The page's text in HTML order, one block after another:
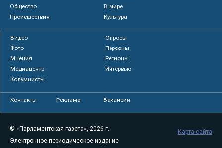
Общество
В мире
Происшествия
Культура
Видео
Опросы
Фото
Персоны
Мнения
Регионы
Медиацентр
Интервью
Колумнисты
Контакты Реклама Вакансии
© «Парламентская газета», 2026 г.
Электронное периодическое издание
Карта сайта